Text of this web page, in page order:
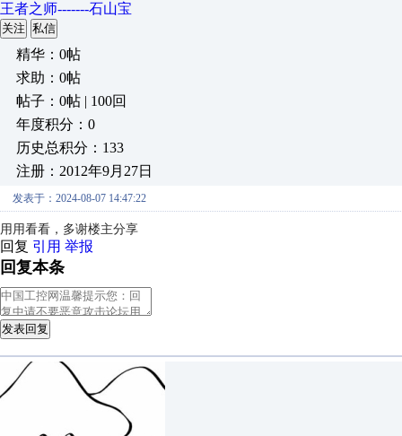
王者之师-------石山宝
关注 私信
精华：0帖
求助：0帖
帖子：0帖 | 100回
年度积分：0
历史总积分：133
注册：2012年9月27日
发表于：2024-08-07 14:47:22
用用看看，多谢楼主分享
回复 引用 举报
回复本条
发表回复